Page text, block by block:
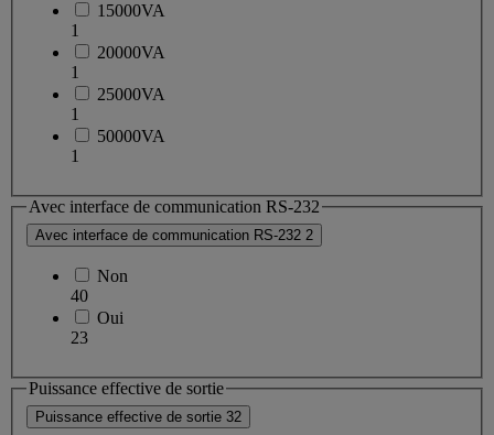
15000VA
1
20000VA
1
25000VA
1
50000VA
1
Avec interface de communication RS-232
Avec interface de communication RS-232 2
Non
40
Oui
23
Puissance effective de sortie
Puissance effective de sortie 32